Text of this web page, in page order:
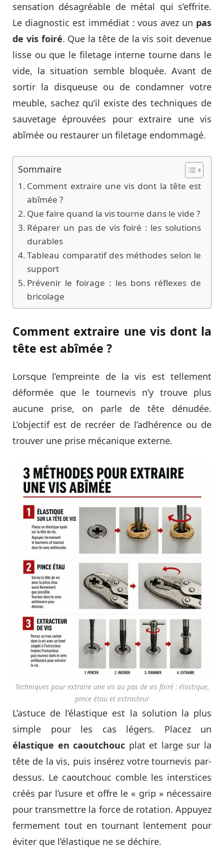
sensation désagréable de métal qui s’effrite.
Le diagnostic est immédiat : vous avez un pas
de vis foiré. Que la tête de la vis soit devenue
lisse ou que le filetage interne tourne dans le
vide, la situation semble bloquée. Avant de
sortir la disqueuse ou de condamner votre
meuble, sachez qu’il existe des techniques de
sauvetage éprouvées pour extraire une vis
abîmée ou restaurer un filetage endommagé.
Sommaire
Comment extraire une vis dont la tête est
abîmée ?
Que faire quand la vis tourne dans le vide ?
Réparer un pas de vis foiré : les solutions
durables
Tableau comparatif des méthodes selon le
support
Prévenir le foirage : les bons réflexes de
bricolage
Comment extraire une vis dont la
tête est abîmée ?
Lorsque l’empreinte de la vis est tellement
déformée que le tournevis n’y trouve plus
aucune prise, on parle de tête dénudée.
L’objectif est de recréer de l’adhérence ou de
trouver une prise mécanique externe.
Techniques pour extraire une vis au pas de vis foiré : élastique,
pince étau et extracteur
L’astuce de l’élastique est la solution la plus
simple pour les cas légers. Placez un
élastique en caoutchouc plat et large sur la
tête de la vis, puis insérez votre tournevis par-
dessus. Le caoutchouc comble les interstices
créés par l’usure et offre le « grip » nécessaire
pour transmettre la force de rotation. Appuyez
fermement tout en tournant lentement pour
éviter que l’élastique ne se déchire.